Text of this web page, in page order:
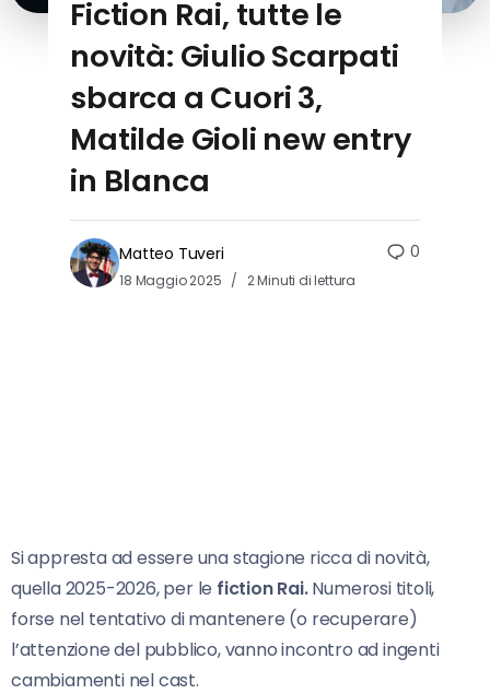
Fiction Rai, tutte le
novità: Giulio Scarpati
sbarca a Cuori 3,
Matilde Gioli new entry
in Blanca
Matteo Tuveri
18 Maggio 2025 2 Minuti di lettura
0
Si appresta ad essere una stagione ricca di novità,
quella 2025-2026, per le fiction Rai.Numerosi titoli,
forse nel tentativo di mantenere (o recuperare)
l’attenzione del pubblico, vanno incontro ad ingenti
cambiamenti nel cast.